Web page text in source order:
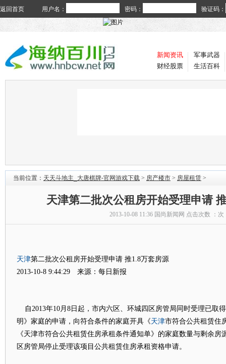
返回首页 用户名： 密码： 验证码：
新闻资讯
财经股票
军事武器
生活百科
当前位置： 天天斗地主_大唐棋牌-官网游戏下载 > 房产楼市 > 房屋租赁 >
天津第二批次公租房开始受理申请
2013-10-08 11:36 国尚新闻网 点击次数 ： 次
天津第二批次公租房开始受理申请 推1.8万套房源
2013-10-8 9:44:29 来源：每日新报
自2013年10月8日起，市内六区、环城四区房管局同时受理已取
明》家庭的申请，向符合条件的家庭开具《天津市符合公共租赁住
《天津市符合公共租赁住房承租条件通知单》的家庭数量与剩余房
区房管局停止受理该项目公共租赁住房承租资格申请。